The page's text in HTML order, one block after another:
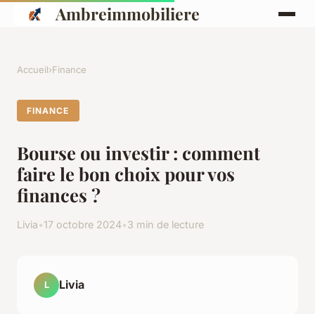
Ambreimmobiliere
Accueil›Finance
FINANCE
Bourse ou investir : comment
faire le bon choix pour vos
finances ?
Livia•17 octobre 2024•3 min de lecture
L Livia